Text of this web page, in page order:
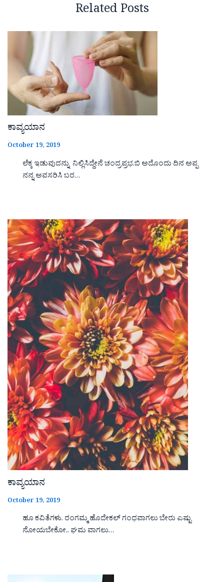
Related Posts
ಕಾವ್ಯಯಾನ
October 19, 2019
ಲೆಕ್ಕ ಇಡುವುದನ್ನು ನಿಲ್ಲಿಸಿದ್ದೇನೆ ಚಂದ್ರಪ್ರಭ.ಬಿ ಅದೊಂದು ದಿನ ಅಪ್ಪ
ನನ್ನ ಅವಸರಿಸಿ ಬರ…
ಕಾವ್ಯಯಾನ
October 19, 2019
ಹೂ ಕವಿತೆಗಳು. ರಂಗಮ್ಮ ಹೊದೇಕಲ್ ಗಂಧವಾಗಲು ಬೇರು ಎಷ್ಟು
ನೋಯಬೇಕೋ.. ಘಮ ವಾಗಲು…